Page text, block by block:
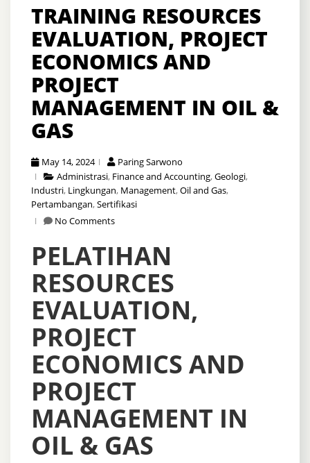
TRAINING RESOURCES
EVALUATION, PROJECT
ECONOMICS AND
PROJECT
MANAGEMENT IN OIL &
GAS
May 14, 2024
Paring Sarwono
Administrasi, Finance and Accounting,Geologi,
Industri, Lingkungan, Management,Oil and Gas,
Pertambangan,Sertifikasi
No Comments
PELATIHAN
RESOURCES
EVALUATION,
PROJECT
ECONOMICS AND
PROJECT
MANAGEMENT IN
OIL & GAS